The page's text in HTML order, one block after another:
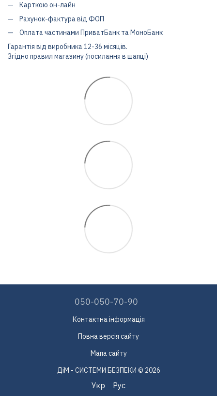
Карткою он-лайн
Рахунок-фактура від ФОП
Оплата частинами ПриватБанк та МоноБанк
Гарантія від виробника 12-36 місяців.
Згідно правил магазину (посилання в шапці)
050-050-70-90
Контактна інформація
Повна версія сайту
Мапа сайту
ДіМ - СИСТЕМИ БЕЗПЕКИ © 2026
Укр Рус